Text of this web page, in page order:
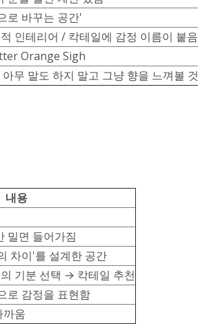
로 바꾸는 공간'
인테리어 / 칵테일에 감정 이름이 붙음
Orange Sigh
무 말도 하지 말고 그냥 향을 느껴볼 것
내용
밀면 들어가짐
차이'를 설계한 공간
기분 선택 → 칵테일 추천
로 감정을 표현함
까움